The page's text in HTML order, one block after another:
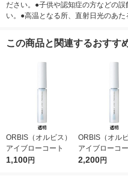
ださい。●子供や認知症の方などの
い。●高温となる所、直射日光のあた
この商品と関連するおすす
ORBIS（オルビス）
アイブローコート
1,100円
ORBIS（オルビ
アイブローコ
個
2,200円